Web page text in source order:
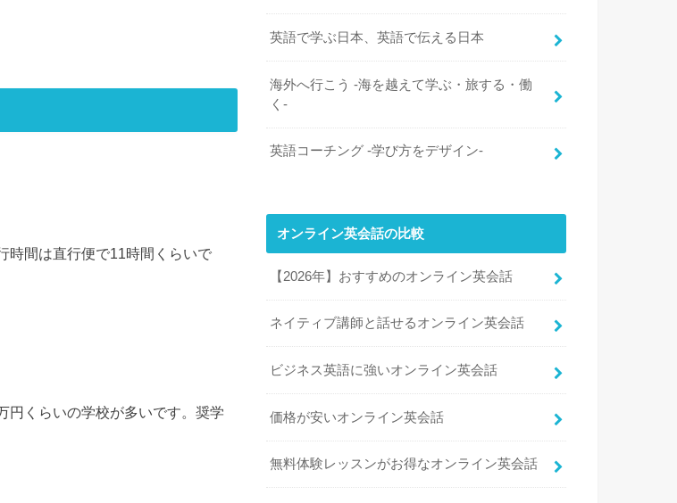
時間は直行便で11時間くらいで
円くらいの学校が多いです。奨学
英語で学ぶ日本、英語で伝える日本
海外へ行こう -海を越えて学ぶ・旅する・働
く-
英語コーチング -学び方をデザイン-
オンライン英会話の比較
【2026年】おすすめのオンライン英会話
ネイティブ講師と話せるオンライン英会話
ビジネス英語に強いオンライン英会話
価格が安いオンライン英会話
無料体験レッスンがお得なオンライン英会話